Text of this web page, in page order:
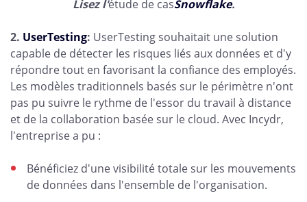
Lisez l'étude de casSnowflake.
2. UserTesting: UserTesting souhaitait une solution
capable de détecter les risques liés aux données et d'y
répondre tout en favorisant la confiance des employés.
Les modèles traditionnels basés sur le périmètre n'ont
pas pu suivre le rythme de l'essor du travail à distance
et de la collaboration basée sur le cloud. Avec Incydr,
l'entreprise a pu :
Bénéficiez d'une visibilité totale sur les mouvements
de données dans l'ensemble de l'organisation.